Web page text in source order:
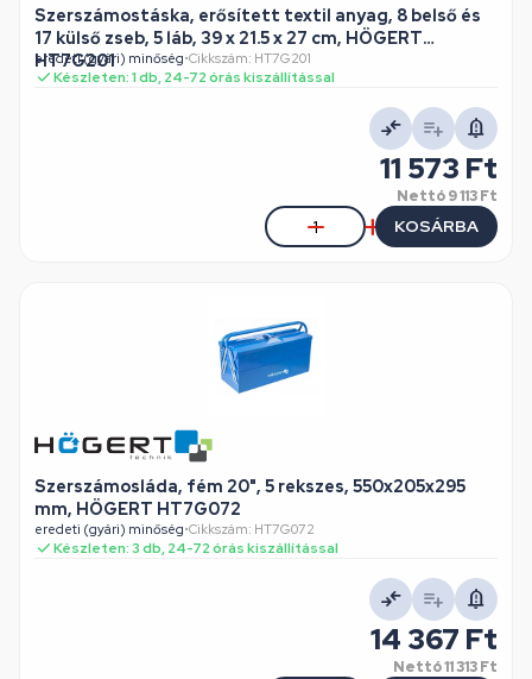
Szerszámostáska, erősített textil anyag, 8 belső és
17 külső zseb, 5 láb, 39 x 21.5 x 27 cm, HÖGERT
HT7G201
eredeti (gyári) minőség•Cikkszám: HT7G201
Készleten: 1 db, 24-72 órás kiszállítással
11 573 Ft
Nettó9 113 Ft
KOSÁRBA
Szerszámosláda, fém 20", 5 rekszes, 550x205x295
mm, HÖGERT HT7G072
eredeti (gyári) minőség•Cikkszám: HT7G072
Készleten: 3 db, 24-72 órás kiszállítással
14 367 Ft
Nettó11 313 Ft